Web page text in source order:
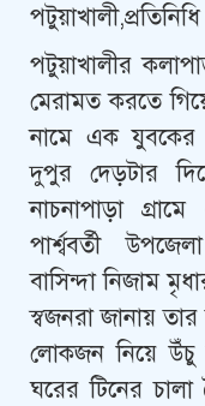
পটুয়াখালীর
মেরামত করতে
নামে এক যুবকের
দুপুর দেড়টার
নাচনাপাড়া
পার্শ্ববর্তী
বাসিন্দা নিজাম
স্বজনরা জানায়
লোকজন নিয়ে উঁচু
ঘরের টিনের চালা